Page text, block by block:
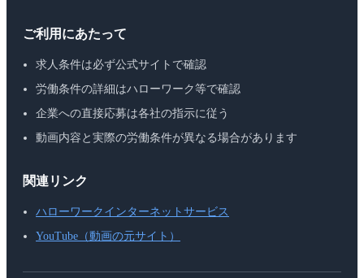
ご利用にあたって
求人条件は必ず公式サイトで確認
労働条件の詳細はハローワーク等で確認
企業への直接応募は各社の指示に従う
動画内容と実際の労働条件が異なる場合があります
関連リンク
ハローワークインターネットサービス
YouTube（動画の元サイト）